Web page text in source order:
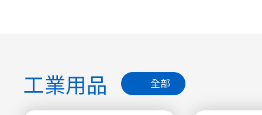
工業用品 全部